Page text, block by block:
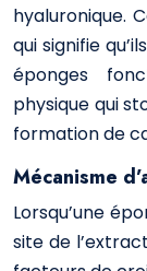
hyaluronique.
qui signifie
éponges
physique qui
formation de
Mécanisme
Lorsqu’une
site de